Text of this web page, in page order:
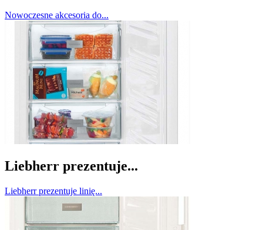
Nowoczesne akcesoria do...
Liebherr prezentuje...
Liebherr prezentuje linię...